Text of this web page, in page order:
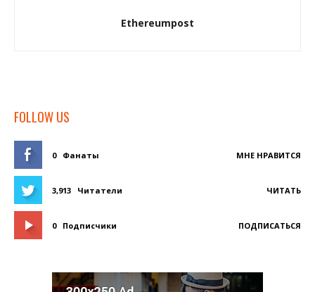
Ethereumpost
FOLLOW US
0 Фанаты МНЕ НРАВИТСЯ
3,913 Читатели ЧИТАТЬ
0 Подписчики ПОДПИСАТЬСЯ